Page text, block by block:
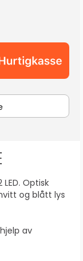
Optisk
og blått lys
av